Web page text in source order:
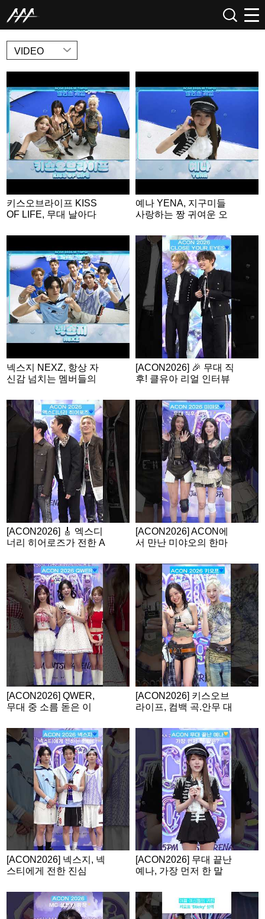
NEWS
VIDEO
키스오브라이프 KISS
OF LIFE, 무대 날아다
CON 2026 밸런스게
임|‘Would you rather’ g
ame | ENG SUB #ACO
N2026
예나 YENA, 지구미들
사랑하는 짱 귀여운 오
스게임 | ‘Would you rat
her’ game | ENG SUB
#ACON2026
넥스지 NEXZ, 항상 자
신감 넘치는 멤버들의
2026 밸런스게임 | ‘Wo
uld you rather’ game |
ENG SUB #ACON202
[ACON2026] 🎉 무대 직
후! 클유아 리얼 인터뷰
[ACON2026] 🎸 엑스디
너리 히어로즈가 전한 A
[ACON2026] ACON에
서 만난 미야오의 한마
[ACON2026] QWER,
무대 중 소름 돋은 이
[ACON2026] 키스오브
라이프, 컴백 곡.안무 대
[ACON2026] 넥스지, 넥
스티에게 전한 진심
[ACON2026] 무대 끝난
예나, 가장 먼저 한 말